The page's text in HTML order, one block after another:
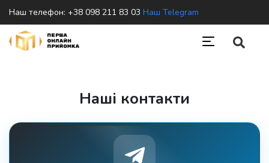
Наш телефон: +38 098 211 83 03 Наш Telegram
Наші контакти